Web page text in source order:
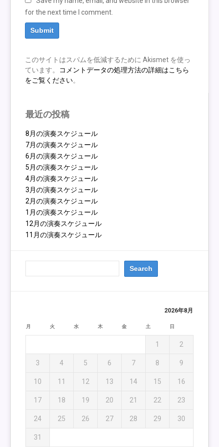
for the next time I comment.
このサイトはスパムを低減するために Akismet を使っ
ています。 コメントデータの処理方法の詳細はこちら
をご覧ください。
最近の投稿
8月の演奏スケジュール
7月の演奏スケジュール
6月の演奏スケジュール
5月の演奏スケジュール
4月の演奏スケジュール
3月の演奏スケジュール
2月の演奏スケジュール
1月の演奏スケジュール
12月の演奏スケジュール
11月の演奏スケジュール
2026年8月
月 火 水 木 金 土 日
1 2
3 4 5 6 7 8 9
10 11 12 13 14 15 16
17 18 19 20 21 22 23
24 25 26 27 28 29 30
31